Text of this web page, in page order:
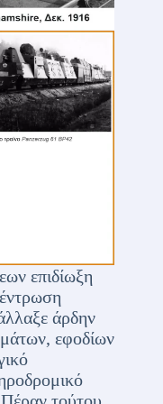
επιδίωξη
άρδην
εφοδίων